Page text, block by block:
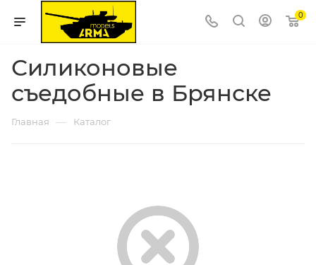
0
Силиконовые
съедобные в Брянске
Главная — Каталог